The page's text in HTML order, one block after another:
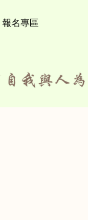
報名專區